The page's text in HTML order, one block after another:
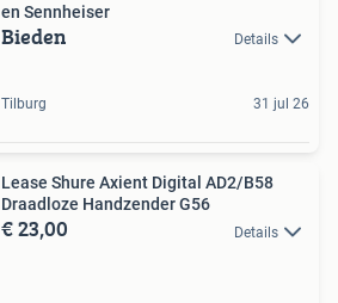
en Sennheiser
Bieden Details
Tilburg 31 jul 26
Lease Shure Axient Digital AD2/B58
Draadloze Handzender G56
€ 23,00 Details